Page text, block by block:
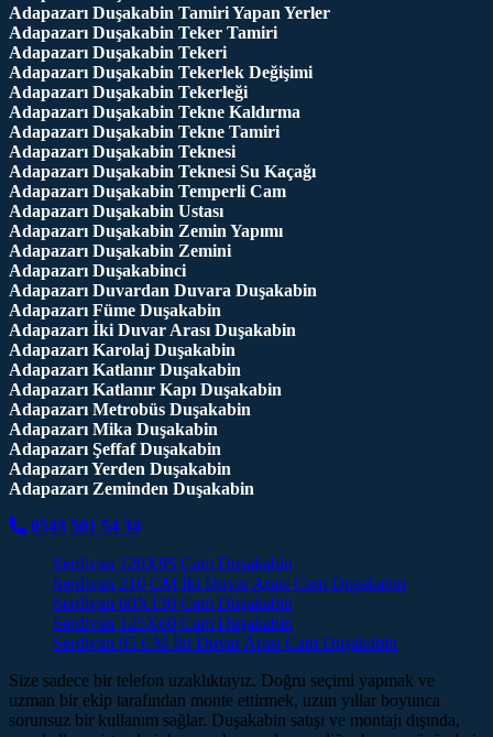
Adapazarı Duşakabin Tamiri Yapan Yerler
Adapazarı Duşakabin Teker Tamiri
Adapazarı Duşakabin Tekeri
Adapazarı Duşakabin Tekerlek Değişimi
Adapazarı Duşakabin Tekerleği
Adapazarı Duşakabin Tekne Kaldırma
Adapazarı Duşakabin Tekne Tamiri
Adapazarı Duşakabin Teknesi
Adapazarı Duşakabin Teknesi Su Kaçağı
Adapazarı Duşakabin Temperli Cam
Adapazarı Duşakabin Ustası
Adapazarı Duşakabin Zemin Yapımı
Adapazarı Duşakabin Zemini
Adapazarı Duşakabinci
Adapazarı Duvardan Duvara Duşakabin
Adapazarı Füme Duşakabin
Adapazarı İki Duvar Arası Duşakabin
Adapazarı Karolaj Duşakabin
Adapazarı Katlanır Duşakabin
Adapazarı Katlanır Kapı Duşakabin
Adapazarı Metrobüs Duşakabin
Adapazarı Mika Duşakabin
Adapazarı Şeffaf Duşakabin
Adapazarı Yerden Duşakabin
Adapazarı Zeminden Duşakabin
0543 501 54 34
Serdivan 120X95 Cam Duşakabin
Serdivan 210 CM İki Duvar Arası Cam Duşakabin
Serdivan 60X130 Cam Duşakabin
Serdivan 125X60 Cam Duşakabin
Serdivan 95 CM İki Duvar Arası Cam Duşakabin
Size sadece bir telefon uzaklıktayız. Doğru seçimi yapmak ve
uzman bir ekip tarafından monte ettirmek, uzun yıllar boyunca
sorunsuz bir kullanım sağlar. Duşakabin satışı ve montajı dışında,